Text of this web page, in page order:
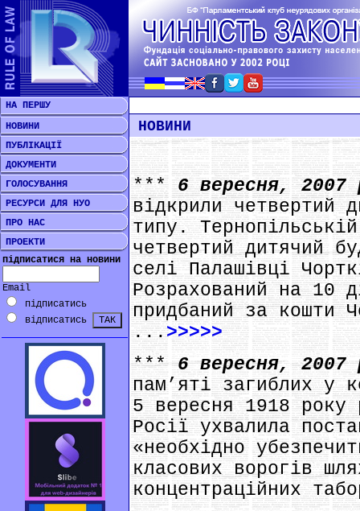
НА ПЕРШУ
НОВИНИ
ПУБЛІКАЦІЇ
ДОКУМЕНТИ
ГОЛОСУВАННЯ
РЕСУРСИ ДЛЯ НУО
ПРО НАС
ПРОЕКТИ
підписатися на новини
Email
підписатись
відписатись
НОВИНИ
***6 вересня,
відкрили четвертий
типу.
четвертий дитячий
селі Палашівці
Розрахований на 10
придбаний за кошти
...>>>>>
***6 вересня,
пам’яті загиблих у
5 вересня 1918 року
Росії ухвалила
«необхідно
класових ворогів
концентраційних